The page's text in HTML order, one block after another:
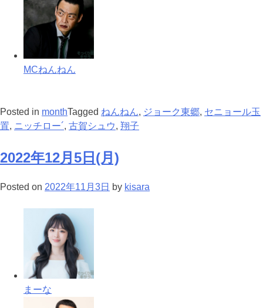
MCねんねん
Posted in monthTagged ねんねん, ジョーク東郷, セニョール玉
置, ニッチロー´, 古賀シュウ, 翔子
2022年12月5日(月)
Posted on 2022年11月3日 by kisara
まーな